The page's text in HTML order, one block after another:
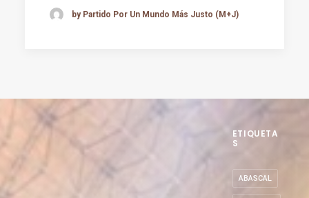
by Partido Por Un Mundo Más Justo (M+J)
ETIQUETA
S
ABASCAL